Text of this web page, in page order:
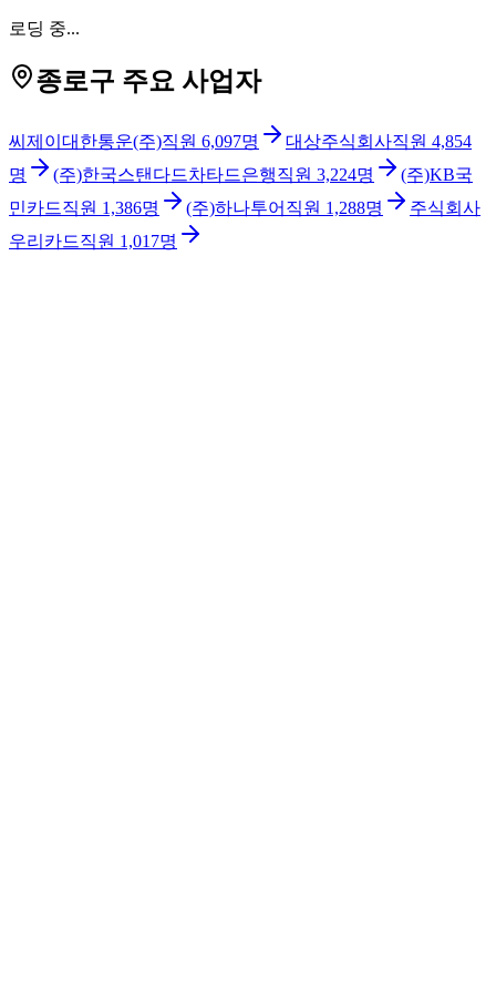
로딩 중...
종로구 주요 사업자
씨제이대한통운(주)직원 6,097명 대상주식회사직원 4,854
명
(주)한국스탠다드차타드은행직원 3,224명
(주)KB국
민카드직원 1,386명 (주)하나투어 직원 1,288명
주식회사
우리카드직원 1,017명